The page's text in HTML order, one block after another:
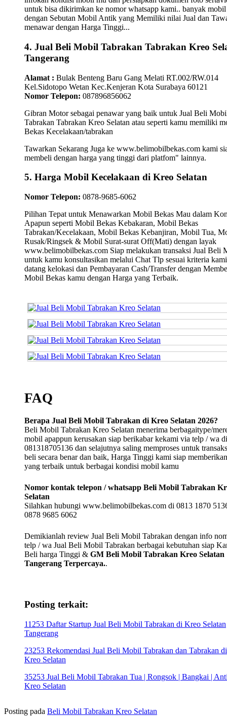
untuk bisa dikirimkan ke nomor whatsapp kami.. banyak mobil
dengan Sebutan Mobil Antik yang Memiliki nilai Jual dan
menawar dengan Harga Tinggi...
4. Jual Beli Mobil Tabrakan Tabrakan Kreo
Tangerang
Alamat : Bulak Benteng Baru Gang Melati RT.002/RW.014
Kel.Sidotopo Wetan Kec.Kenjeran Kota Surabaya 60121
Nomor Telepon: 087896856062
Gibran Motor sebagai penawar yang baik untuk Jual Beli
Tabrakan Tabrakan Kreo Selatan atau seperti kamu memiliki
Bekas Kecelakaan/tabrakan
Tawarkan Sekarang Juga ke www.belimobilbekas.com kami
membeli dengan harga yang tinggi dari platfom" lainnya.
5. Harga Mobil Kecelakaan di Kreo Selatan
Nomor Telepon: 0878-9685-6062
Pilihan Tepat untuk Menawarkan Mobil Bekas Mau dalam
Apapun seperti Mobil Bekas Kebakaran, Mobil Bekas
Tabrakan/Kecelakaan, Mobil Bekas Kebanjiran, Mobil Tua,
Rusak/Ringsek & Mobil Surat-surat Off(Mati) dengan layak
www.belimobilbekas.com Siap melakukan transaksi Jual Beli
untuk kamu konsultasikan melalui Chat Tlp sesuai kriteria
datang kelokasi dan Pembayaran Cash/Transfer dengan
Mobil Bekas kamu dengan Harga yang Terbaik.
FAQ
Berapa Jual Beli Mobil Tabrakan di Kreo Selatan 2026?
Beli Mobil Tabrakan Kreo Selatan menerima berbagaitype/
mobil apappun kerusakan siap berikabar kekami via telp / wa di
081318705136 dan selajutnya saling memproses untuk
beli secara benar dan baik, Harga Tinggi kami siap memberikan
yang terbaik untuk berbagai kondisi mobil kamu
Nomor kontak telepon / whatsapp Beli Mobil Tabrakan
Selatan
Silahkan hubungi www.belimobilbekas.com di 0813 1870
0878 9685 6062
Demikianlah review Jual Beli Mobil Tabrakan dengan info
telp / wa Jual Beli Mobil Tabrakan berbagai kebutuhan siap
Beli harga Tinggi & GM Beli Mobil Tabrakan Kreo Selatan
Tangerang Terpercaya..
Posting terkait:
11253 Daftar Startup Jual Beli Mobil Tabrakan di Kreo Selatan
Tangerang
23253 Rekomendasi Jual Beli Mobil Tabrakan dan Tabrakan di
Kreo Selatan
35253 Jual Beli Mobil Tabrakan Tua | Rongsok | Bangkai |
Kreo Selatan
Posting pada Beli Mobil Tabrakan Kreo Selatan